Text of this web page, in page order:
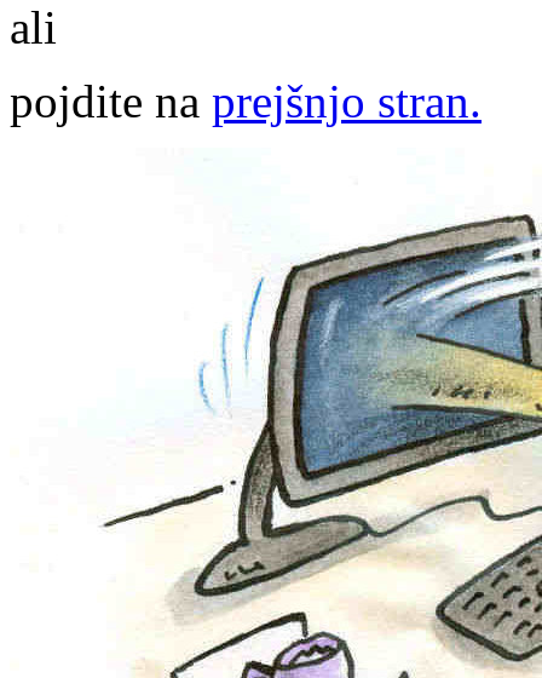
ali
pojdite na prejšnjo stran.